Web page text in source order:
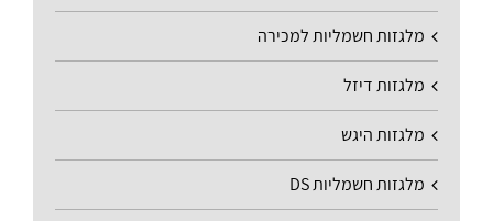
מלגזות חשמליות למכירה
מלגזות דיזל
מלגזות היגש
מלגזות חשמליות DS